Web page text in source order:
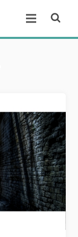
Open menu.
Open